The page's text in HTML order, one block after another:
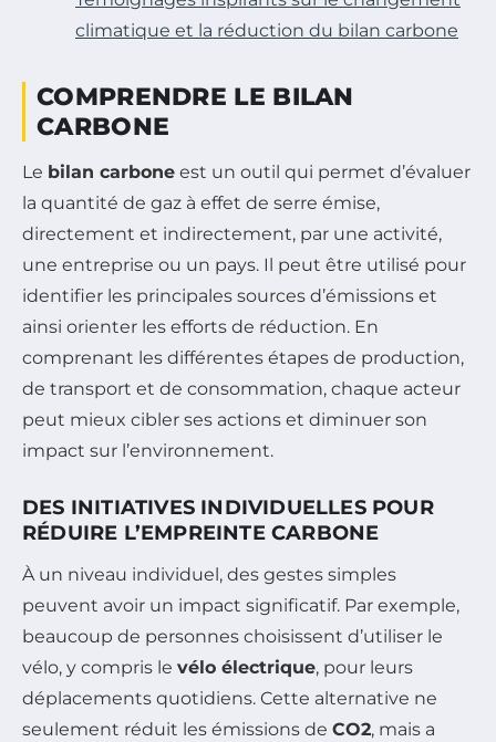
climatique et la réduction du bilan carbone
COMPRENDRE LE BILAN
CARBONE
Le bilan carbone est un outil qui permet d’évaluer
la quantité de gaz à effet de serre émise,
directement et indirectement, par une activité,
une entreprise ou un pays. Il peut être utilisé pour
identifier les principales sources d’émissions et
ainsi orienter les efforts de réduction. En
comprenant les différentes étapes de production,
de transport et de consommation, chaque acteur
peut mieux cibler ses actions et diminuer son
impact sur l’environnement.
DES INITIATIVES INDIVIDUELLES POUR
RÉDUIRE L’EMPREINTE CARBONE
À un niveau individuel, des gestes simples
peuvent avoir un impact significatif. Par exemple,
beaucoup de personnes choisissent d’utiliser le
vélo, y compris le vélo électrique, pour leurs
déplacements quotidiens. Cette alternative ne
seulement réduit les émissions de CO2, mais a